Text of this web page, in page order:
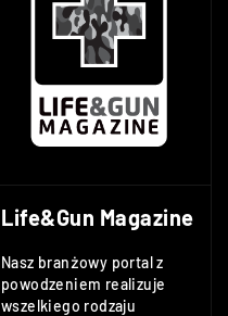
Life&Gun Magazine
Nasz branżowy portal z
powodzeniem realizuje
wszelkiego rodzaju